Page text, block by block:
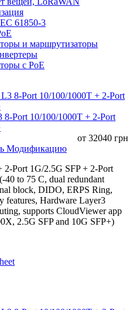
61850-3
и маршрутизаторы
с PoE
Port 10/100/1000T + 2-Port
от 32040 грн
Модификацию
Port 1G/2.5G SFP + 2-Port
40 to 75 C, dual redundant
block, DIDO, ERPS Ring,
features, Hardware Layer3
supports CloudViewer app
2.5G SFP and 10G SFP+)